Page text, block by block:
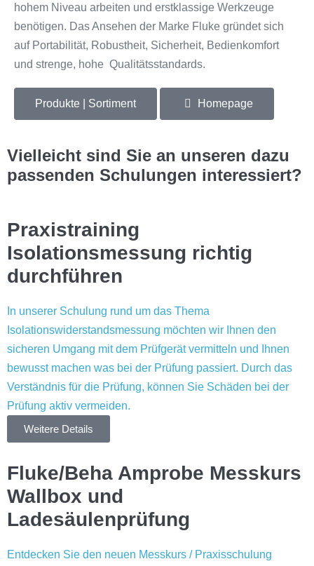
hohem Niveau arbeiten und erstklassige Werkzeuge
benötigen. Das Ansehen der Marke Fluke gründet sich
auf Portabilität, Robustheit, Sicherheit, Bedienkomfort
und strenge, hohe Qualitätsstandards.
Produkte | Sortiment Homepage
Vielleicht sind Sie an unseren dazu
passenden Schulungen interessiert?
Praxistraining
Isolationsmessung richtig
durchführen
In unserer Schulung rund um das Thema
Isolationswiderstandsmessung möchten wir Ihnen den
sicheren Umgang mit dem Prüfgerät vermitteln und Ihnen
bewusst machen was bei der Prüfung passiert. Durch das
Verständnis für die Prüfung, können Sie Schäden bei der
Prüfung aktiv vermeiden.
Weitere Details
Fluke/Beha Amprobe Messkurs
Wallbox und
Ladesäulenprüfung
Entdecken Sie den neuen Messkurs / Praxisschulung